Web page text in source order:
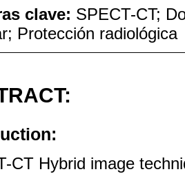
clave: SPECT-CT;
Protección radiológica
CT Hybrid image